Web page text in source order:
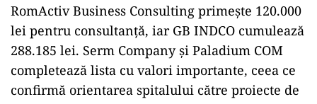
RomActiv Business Consulting primește 120.000
lei pentru consultanță, iar GB INDCO cumulează
288.185 lei. Serm Company și Paladium COM
completează lista cu valori importante, ceea ce
confirmă orientarea spitalului către proiecte de